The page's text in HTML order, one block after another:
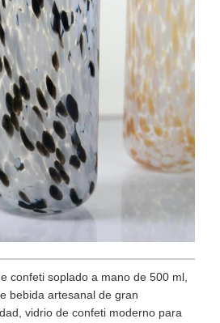
confeti soplado a mano de 500 ml,
bebida artesanal de gran
vidrio de confeti moderno para